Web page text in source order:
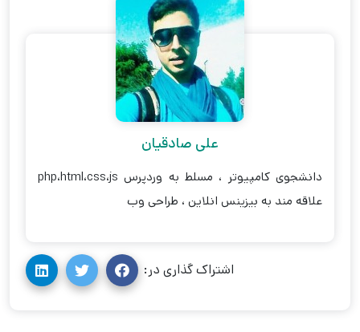
علی صادقیان
دانشجوی کامپیوتر ، مسلط به وردپرس php،html،css،js
علاقه مند به بیزینس انلاین ، طراحی وب
اشتراک گذاری در: